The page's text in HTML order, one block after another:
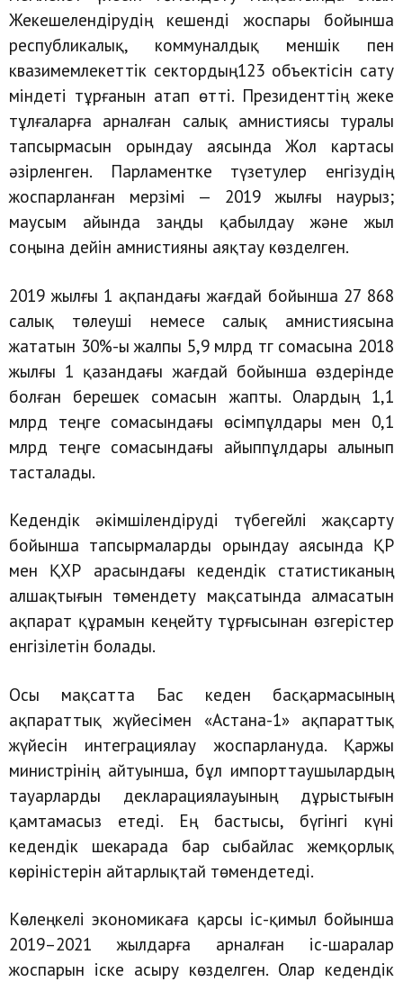
Жекешелендірудің кешенді жоспары бойынша
республикалық, коммуналдық меншік пен
квазимемлекеттік сектордың123 объектісін сату
міндеті тұрғанын атап өтті. Президенттің жеке
тұлғаларға арналған салық амнистиясы туралы
тапсырмасын орындау аясында Жол картасы
әзірленген. Парламентке түзетулер енгізудің
жоспарланған мерзімі — 2019 жылғы наурыз;
маусым айында заңды қабылдау және жыл
соңына дейін амнистияны аяқтау көзделген.
2019 жылғы 1 ақпандағы жағдай бойынша 27 868
салық төлеуші немесе салық амнистиясына
жататын 30%-ы жалпы 5,9 млрд тг сомасына 2018
жылғы 1 қазандағы жағдай бойынша өздерінде
болған берешек сомасын жапты. Олардың 1,1
млрд теңге сомасындағы өсімпұлдары мен 0,1
млрд теңге сомасындағы айыппұлдары алынып
тасталады.
Кедендік әкімшілендіруді түбегейлі жақсарту
бойынша тапсырмаларды орындау аясында ҚР
мен ҚХР арасындағы кедендік статистиканың
алшақтығын төмендету мақсатында алмасатын
ақпарат құрамын кеңейту тұрғысынан өзгерістер
енгізілетін болады.
Осы мақсатта Бас кеден басқармасының
ақпараттық жүйесімен «Астана-1» ақпараттық
жүйесін интеграциялау жоспарлануда. Қаржы
министрінің айтуынша, бұл импорттаушылардың
тауарларды декларациялауының дұрыстығын
қамтамасыз етеді. Ең бастысы, бүгінгі күні
кедендік шекарада бар сыбайлас жемқорлық
көріністерін айтарлықтай төмендетеді.
Көлеңкелі экономикаға қарсы іс-қимыл бойынша
2019–2021 жылдарға арналған іс-шаралар
жоспарын іске асыру көзделген. Олар кедендік